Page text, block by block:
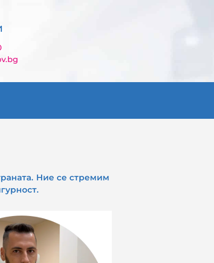
Ние се стремим